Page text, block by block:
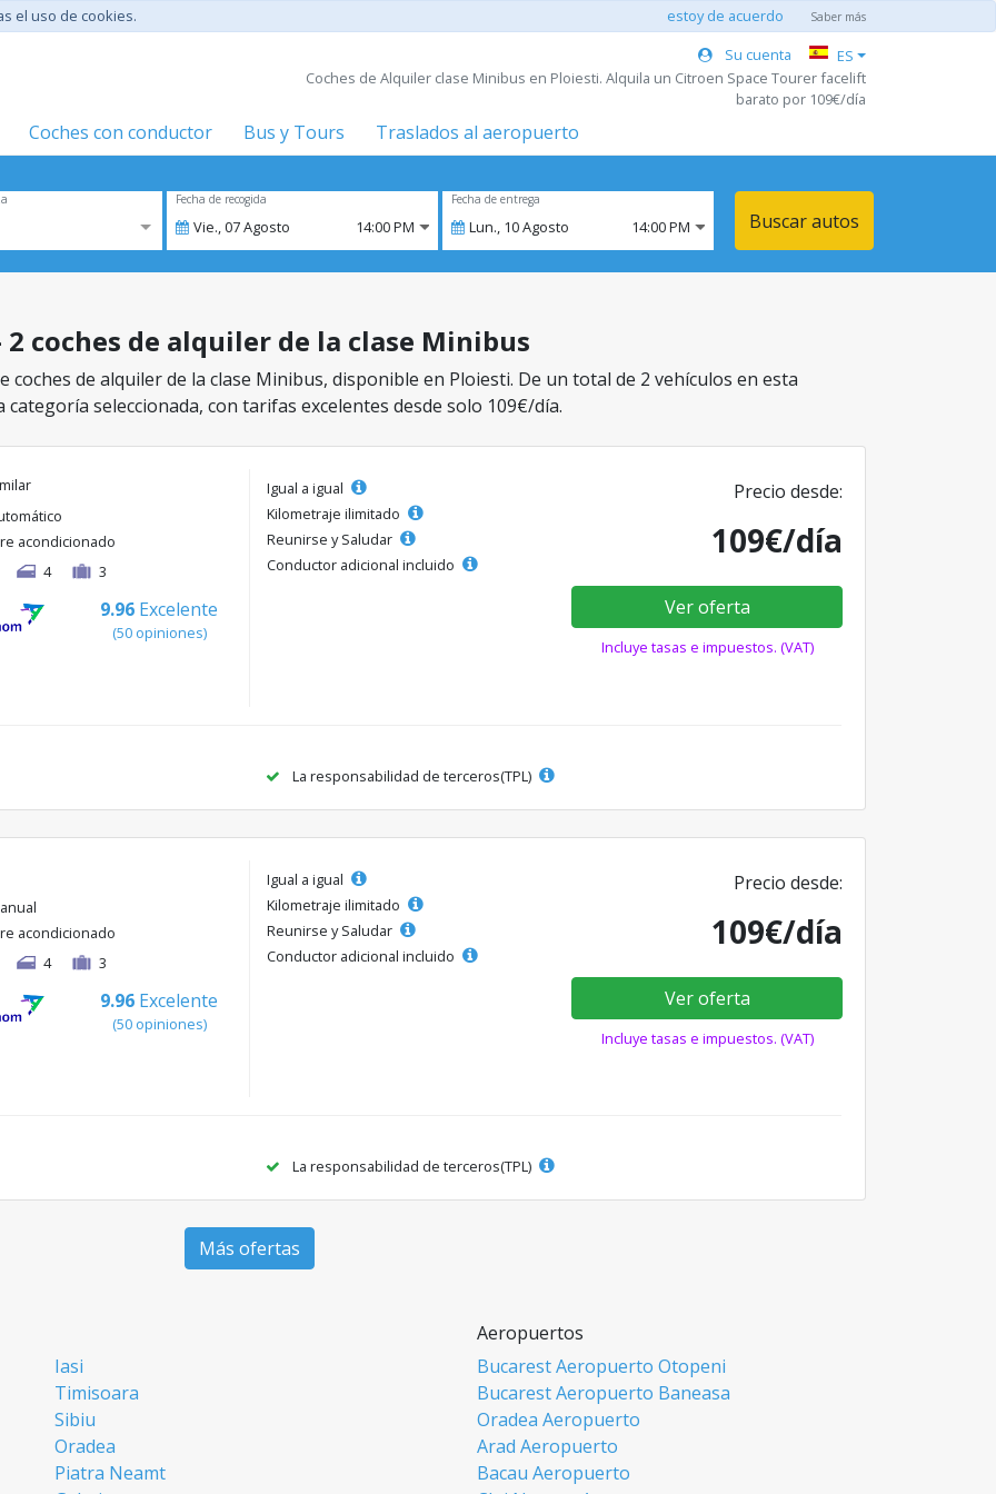
el uso de cookies. estoy de acuerdo Saber más
Su cuenta
ES
Coches de Alquiler clase Minibus en Ploiesti. Alquila un Citroen Space Tourer facelift
barato por 109€/día
Coches con conductor Bus y Tours Traslados al aeropuerto
Fecha de recogida
Vie.,07Agosto 14:00 PM
Fecha de entrega
Lun., 10Agosto 14:00 PM Buscar autos
coches de alquiler de la clase Minibus
de alquiler de la clase Minibus, disponible en Ploiesti. De un total de 2 vehículos en esta
seleccionada, con tarifas excelentes desde solo 109€/día.
acondicionado
4
3
9.96 Excelente
(50 opiniones)
Igual a igual
Kilometraje ilimitado
Reunirse y Saludar
Conductor adicional incluido
Precio desde:
109€/día
Ver oferta
Incluye tasas e impuestos. (VAT)
La responsabilidad de terceros(TPL)
acondicionado
4
3
9.96 Excelente
(50 opiniones)
Igual a igual
Kilometraje ilimitado
Reunirse y Saludar
Conductor adicional incluido
Precio desde:
109€/día
Ver oferta
Incluye tasas e impuestos. (VAT)
La responsabilidad de terceros(TPL)
Más ofertas
Iasi
Timisoara
Sibiu
Oradea
Piatra Neamt
Aeropuertos
Bucarest Aeropuerto Otopeni
Bucarest Aeropuerto Baneasa
Oradea Aeropuerto
Arad Aeropuerto
Bacau Aeropuerto